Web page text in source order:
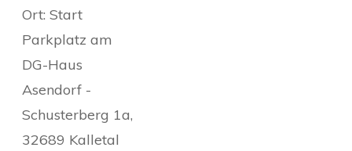
Ort: Start
Parkplatz am
DG-Haus
Asendorf -
Schusterberg 1a,
32689 Kalletal